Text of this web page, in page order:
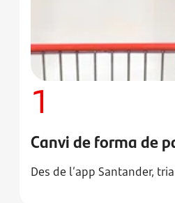
1
Canvi de forma de
Des de l’app Santander,